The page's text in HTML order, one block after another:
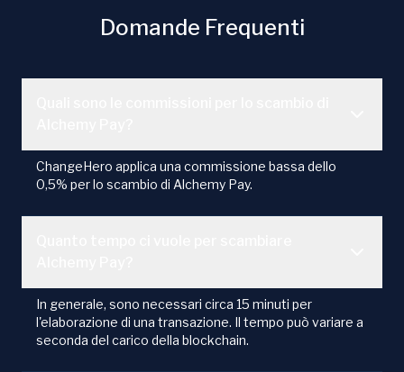
Domande Frequenti
ChangeHero applica una commissione bassa dello
0,5% per lo scambio di Alchemy Pay.
In generale, sono necessari circa 15 minuti per
l'elaborazione di una transazione. Il tempo può variare a
seconda del carico della blockchain.